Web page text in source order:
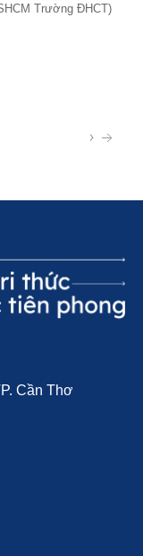
Trường ĐHCT)
›
Cần Thơ